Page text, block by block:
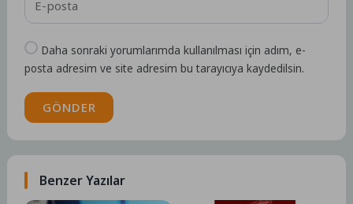
Daha sonraki yorumlarımda kullanılması için adım, e-
posta adresim ve site adresim bu tarayıcıya kaydedilsin.
GÖNDER
Benzer Yazılar